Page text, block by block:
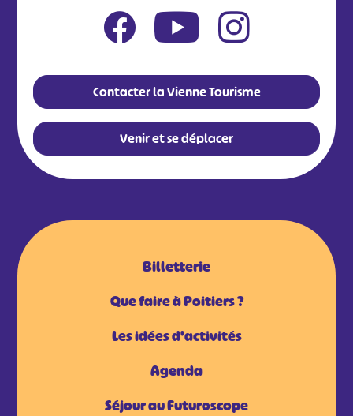
Contacter la Vienne Tourisme
Venir et se déplacer
Billetterie
Que faire à Poitiers ?
Les idées d'activités
Agenda
Séjour au Futuroscope